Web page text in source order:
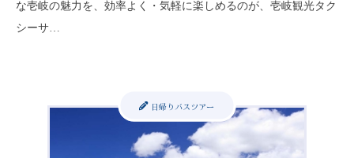
な壱岐の魅力を、効率よく・気軽に楽しめるのが、壱岐観光タク
シーサ…
日帰りバスツアー